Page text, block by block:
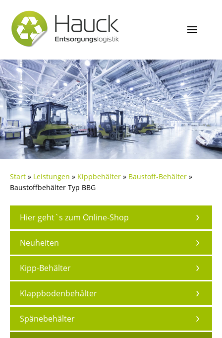
Start » Leistungen » Kippbehälter » Baustoff-Behälter »
Baustoffbehälter Typ BBG
Hier geht`s zum Online-Shop
Neuheiten
Kipp-Behälter
Klappbodenbehälter
Spänebehälter